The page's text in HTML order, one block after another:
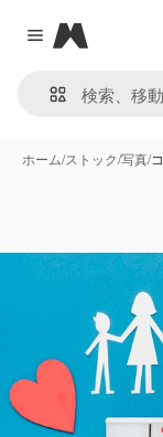
Close menu
Magnific
ホーム/ストック/写真/